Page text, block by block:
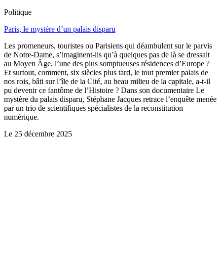
Politique
Paris, le mystère d’un palais disparu
Les promeneurs, touristes ou Parisiens qui déambulent sur le parvis
de Notre-Dame, s’imaginent-ils qu’à quelques pas de là se dressait
au Moyen Âge, l’une des plus somptueuses résidences d’Europe ?
Et surtout, comment, six siècles plus tard, le tout premier palais de
nos rois, bâti sur l’île de la Cité, au beau milieu de la capitale, a-t-il
pu devenir ce fantôme de l’Histoire ? Dans son documentaire Le
mystère du palais disparu, Stéphane Jacques retrace l’enquête menée
par un trio de scientifiques spécialistes de la reconstitution
numérique.
Le 25 décembre 2025